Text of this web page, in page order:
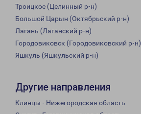
Троицкое (Целинный р-н)
Большой Царын (Октябрьский р-н)
Лагань (Лаганский р-н)
Городовиковск (Городовиковский р-н)
Яшкуль (Яшкульский р-н)
Другие направления
Клинцы - Нижегородская область